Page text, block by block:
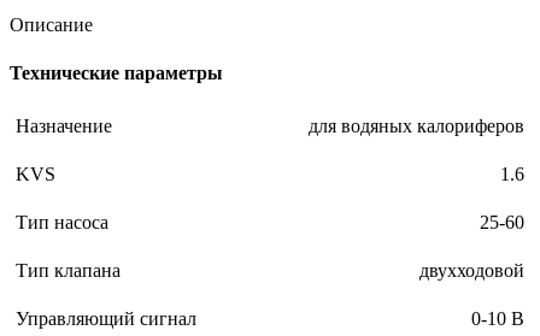
Описание
Технические параметры
Назначение для водяных калориферов
KVS 1.6
Тип насоса 25-60
Тип клапана двухходовой
Управляющий сигнал 0-10 В